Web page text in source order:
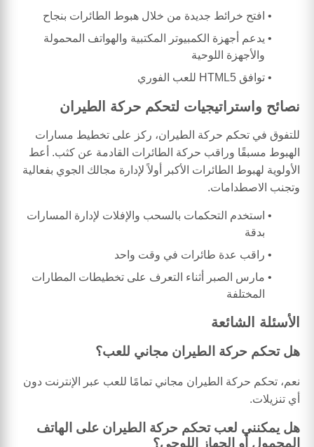
افتح خرائط جديدة من خلال هبوط الطائرات بنجاح
يدعم أجهزة الكمبيوتر المكتبية والهواتف المحمولة
والأجهزة اللوحية
توافق HTML5 للعب الفوري
نصائح واستراتيجيات لتحكم حركة الطيران
للتفوق في تحكم حركة الطيران، ركز على تخطيط مسارات
الهبوط مسبقًا وراقب حركة الطائرات القادمة عن كثب. أعط
الأولوية لهبوط الطائرات الأكبر أولاً لإدارة مجالك الجوي بفعالية
وتجنب الاصطدامات.
استخدم التحكمات بالسحب والإفلات لإدارة المسارات
بدقة
راقب عدة طائرات في وقت واحد
مارس الصبر أثناء التعرف على تخطيطات المطارات
المختلفة
الأسئلة الشائعة
هل تحكم حركة الطيران مجاني للعب؟
نعم، تحكم حركة الطيران مجاني تمامًا للعب عبر الإنترنت دون
أي تنزيلات.
هل يمكنني لعب تحكم حركة الطيران على الهاتف
المحمول أو الجهاز اللوحي؟